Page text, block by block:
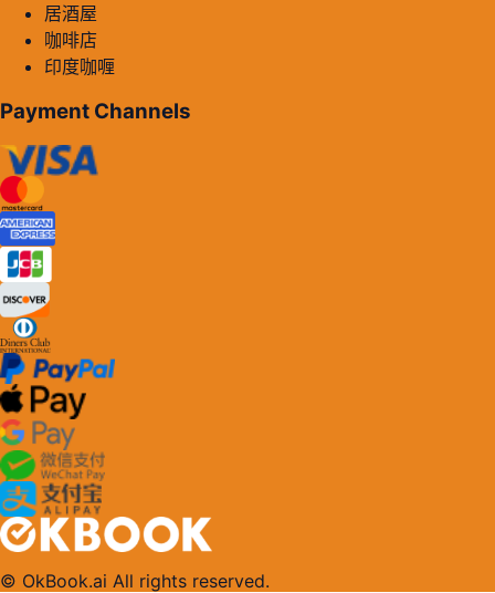
居酒屋
咖啡店
印度咖喱
Payment Channels
© OkBook.ai All rights reserved.